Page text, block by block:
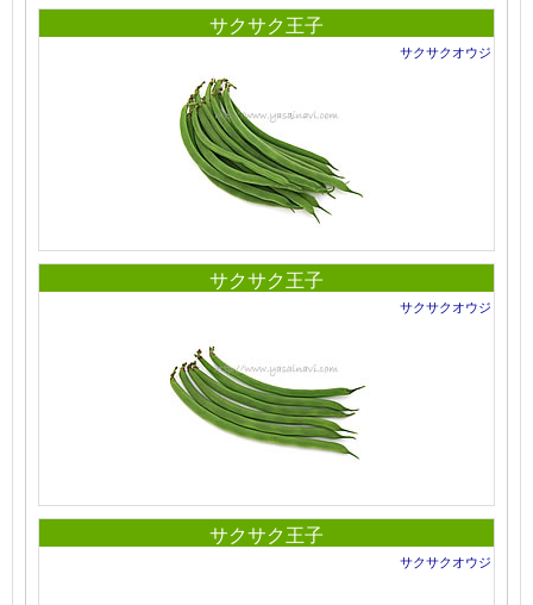
サクサク王子
サクサクオウジ
サクサク王子
サクサクオウジ
サクサク王子
サクサクオウジ